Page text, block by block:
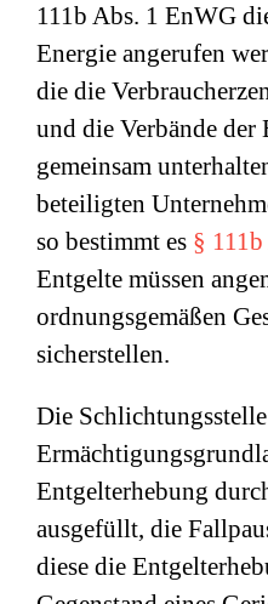
111b Abs. 1 EnWG
Energie angerufen
die die
und die Verbände
gemeinsam
beteiligten
so bestimmt es §
Entgelte müssen
ordnungsgemäßen
sicherstellen.
Die
Entgelterhebung
ausgefüllt, die
diese die